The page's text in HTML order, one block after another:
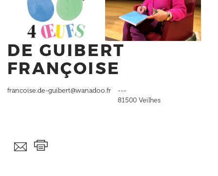
DE GUIBERT
FRANÇOISE
francoise.de-guibert@wanadoo.fr
---
81500 Veilhes